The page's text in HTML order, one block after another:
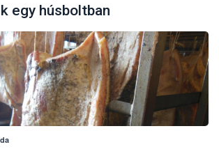
egy húsboltban